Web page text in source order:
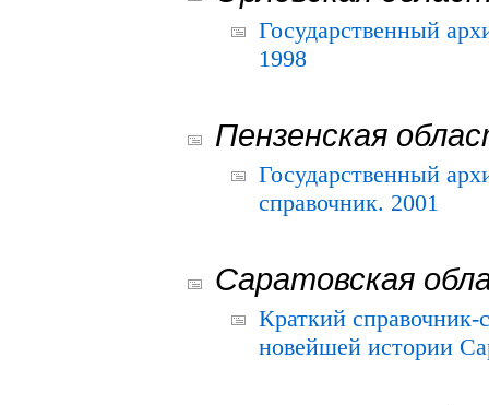
Государственный
1998
Пензенская
Государственный
справочник. 2001
Саратовская
Краткий
новейшей истории